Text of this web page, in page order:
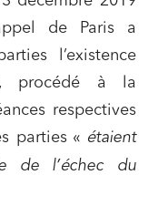
de Paris a
l’existence
procédé à la
respectives
parties « étaient
de l’échec du